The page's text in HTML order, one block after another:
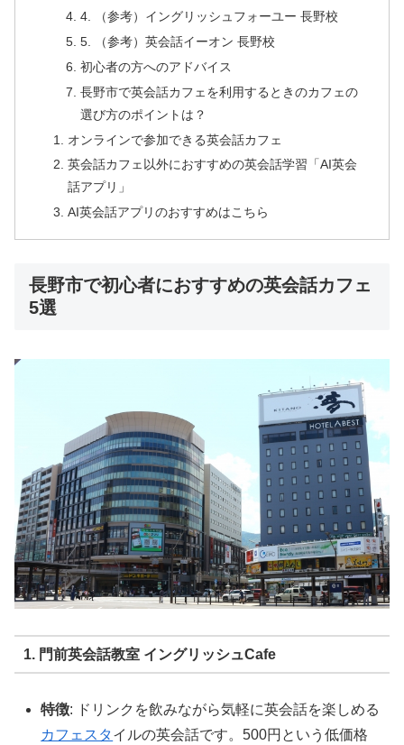
4. （参考）イングリッシュフォーユー 長野校
5. （参考）英会話イーオン 長野校
初心者の方へのアドバイス
長野市で英会話カフェを利用するときのカフェの
選び方のポイントは？
オンラインで参加できる英会話カフェ
英会話カフェ以外におすすめの英会話学習「AI英会
話アプリ」
AI英会話アプリのおすすめはこちら
長野市で初心者におすすめの英会話カフェ
5選
1. 門前英会話教室 イングリッシュCafe
特徴: ドリンクを飲みながら気軽に英会話を楽しめる
カフェスタイルの英会話です。500円という低価格